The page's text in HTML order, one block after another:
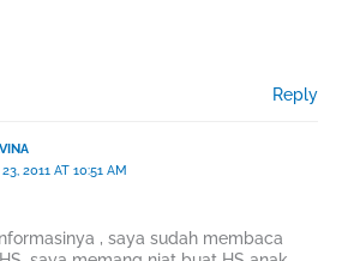
Reply
2011 AT 10:51 AM
, saya sudah membaca